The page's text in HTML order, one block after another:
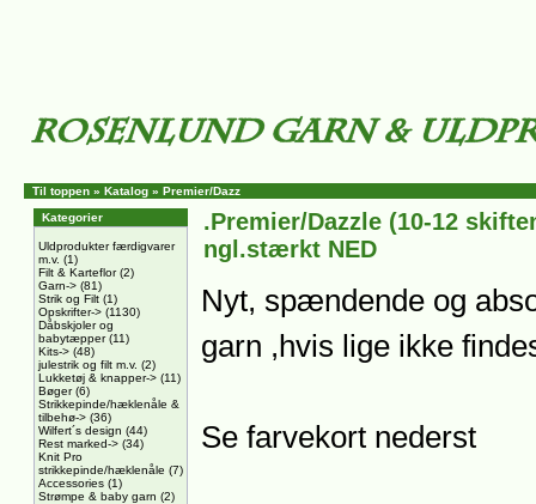
Til toppen » Katalog » Premier/Dazz
Kategorier
Uldprodukter færdigvarer
m.v. (1)
Filt & Karteflor(2)
Garn-> (81)
Strik og Filt (1)
Opskrifter-> (1130)
Dåbskjoler og
babytæpper(11)
Kits-> (48)
julestrik og filt m.v. (2)
Lukketøj & knapper-> (11)
Bøger(6)
Strikkepinde/hæklenåle &
tilbehø-> (36)
Wilfert´s design (44)
Rest marked-> (34)
Knit Pro
strikkepinde/hæklenåle (7)
Accessories (1)
Strømpe & baby garn (2)
.Premier/Dazzle (10-12
ngl.stærkt NED
Nyt, spændende og
garn ,hvis lige ikke
Se farvekort nederst